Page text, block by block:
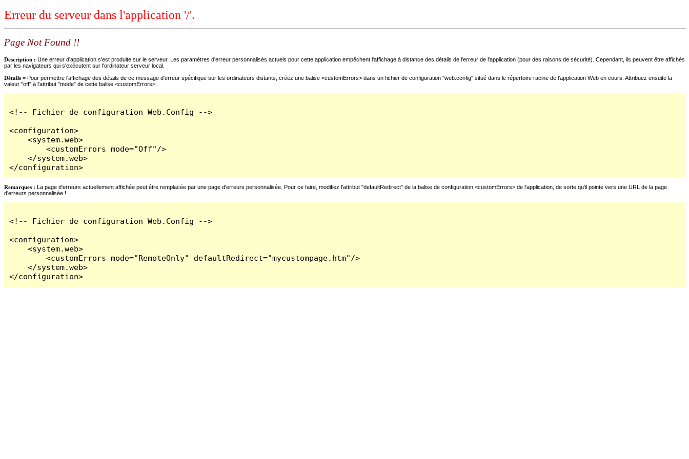
Erreur du serveur dans l'application '/'.
Page Not Found !!
Description : Une erreur d'application s'est produite sur le serveur. Les paramètres d'erreur personnalisés actuels pour cette application empêchent l'affichage à distance des détails de l'erreur de l'application (pour des raisons de sécurité). Cependant, ils peuvent être affichés
par les navigateurs qui s'exécutent sur l'ordinateur serveur local.
Détails = Pour permettre l'affichage des détails de ce message d'erreur spécifique sur les ordinateurs distants, créez une balise <customErrors> dans un fichier de configuration "web.config" situé dans le répertoire racine de l'application Web en cours. Attribuez ensuite la
valeur "off" à l'attribut "mode" de cette balise <customErrors>.
<!-- Fichier de configuration Web.Config -->
<configuration>
    <system.web>
        <customErrors mode="Off"/>
    </system.web>
</configuration>
Remarques : La page d'erreurs actuellement affichée peut être remplacée par une page d'erreurs personnalisée. Pour ce faire, modifiez l'attribut "defaultRedirect" de la balise de configuration <customErrors> de l'application, de sorte qu'il pointe vers une URL de la page
d'erreurs personnalisée !
<!-- Fichier de configuration Web.Config -->
<configuration>
    <system.web>
        <customErrors mode="RemoteOnly" defaultRedirect="mycustompage.htm"/>
    </system.web>
</configuration>